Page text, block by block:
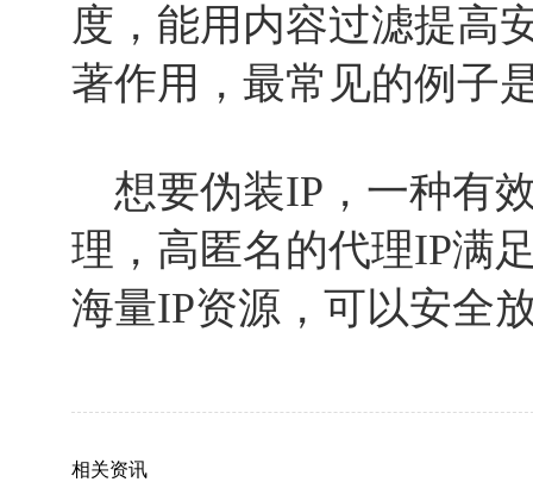
度，能用内容过滤提高
著作用，最常见的例子
想要伪装IP，一种有
理，高匿名的代理IP满
海量IP资源，可以安全
相关资讯